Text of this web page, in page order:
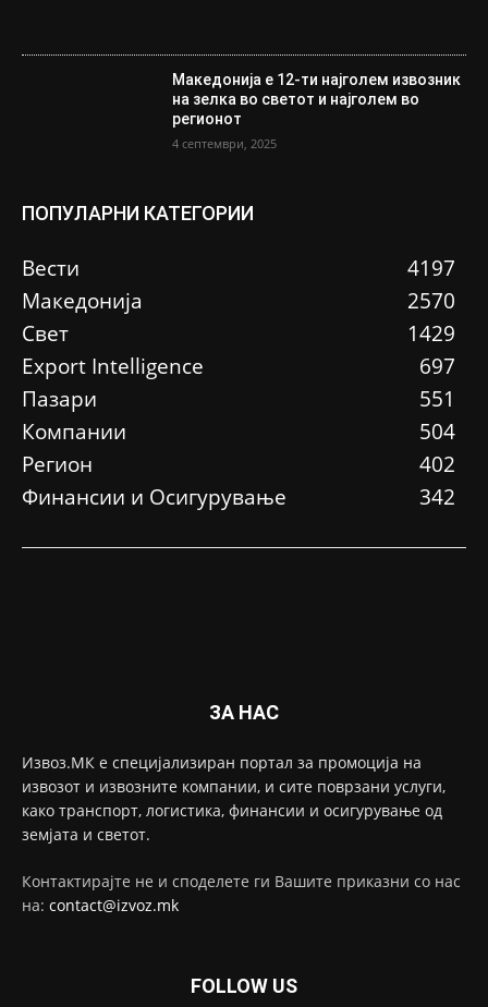
Македонија е 12-ти најголем извозник
на зелка во светот и најголем во
регионот
4 септември, 2025
ПОПУЛАРНИ КАТЕГОРИИ
Вести
4197
Македонија
2570
Свет
1429
Еxport Intelligence
697
Пазари
551
Компании
504
Регион
402
Финансии и Осигурување
342
ЗА НАС
Извоз.МК е специјализиран портал за промоција на
извозот и извозните компании, и сите поврзани услуги,
како транспорт, логистика, финансии и осигурување од
земјата и светот.
Контактирајте не и споделете ги Вашите приказни со нас
на: contact@izvoz.mk
FOLLOW US